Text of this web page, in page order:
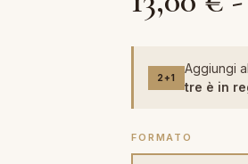
2+1
Aggiungi
tre è in
FORMATO